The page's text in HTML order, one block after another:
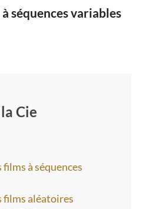
séquences variables
Cie
films à séquences
films aléatoires